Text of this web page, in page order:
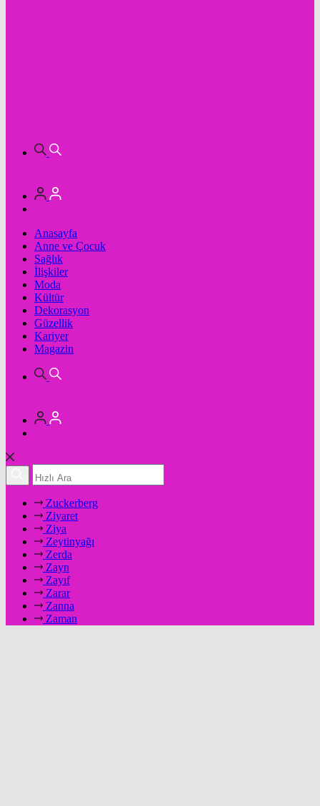
Anasayfa
Anne ve Çocuk
Sağlık
İlişkiler
Moda
Kültür
Dekorasyon
Güzellik
Kariyer
Magazin
Zuckerberg
Ziyaret
Ziya
Zeytinyağı
Zerda
Zayn
Zayıf
Zarar
Zanna
Zaman